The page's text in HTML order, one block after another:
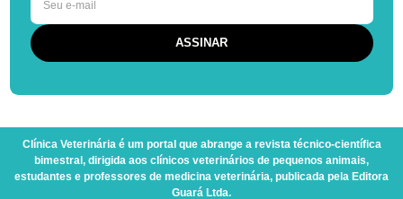
Clínica Veterinária é um portal que abrange a revista técnico-científica
bimestral, dirigida aos clínicos veterinários de pequenos animais,
estudantes e professores de medicina veterinária, publicada pela Editora
Guará Ltda.